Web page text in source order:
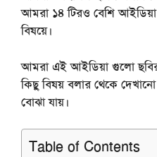
আমরা ১৪ টিরও বেশি
বিষয়ে।
আমরা এই আইডিয়া গুলো ছবির
কিছু বিষয় বলার থেকে
বোঝা যায়।
Table of Contents